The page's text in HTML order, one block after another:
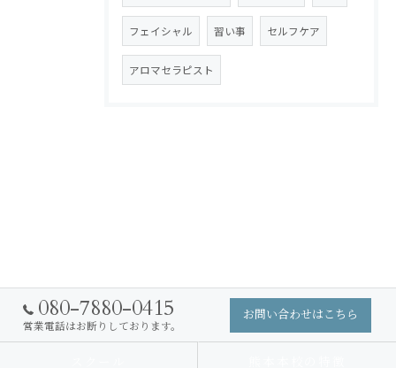
フェイシャル 習い事 セルフケア
アロマセラピスト
080-7880-0415
営業電話はお断りしております。
お問い合わせはこちら